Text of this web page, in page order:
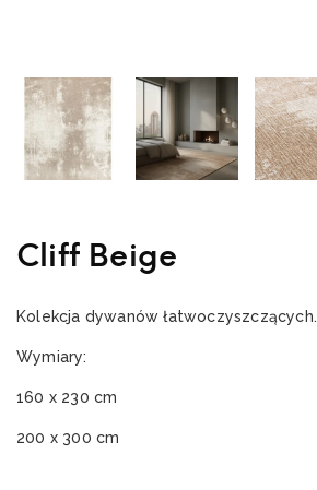
Cliff Beige
Kolekcja dywanów łatwoczyszczących.
Wymiary:
160 x 230 cm
200 x 300 cm